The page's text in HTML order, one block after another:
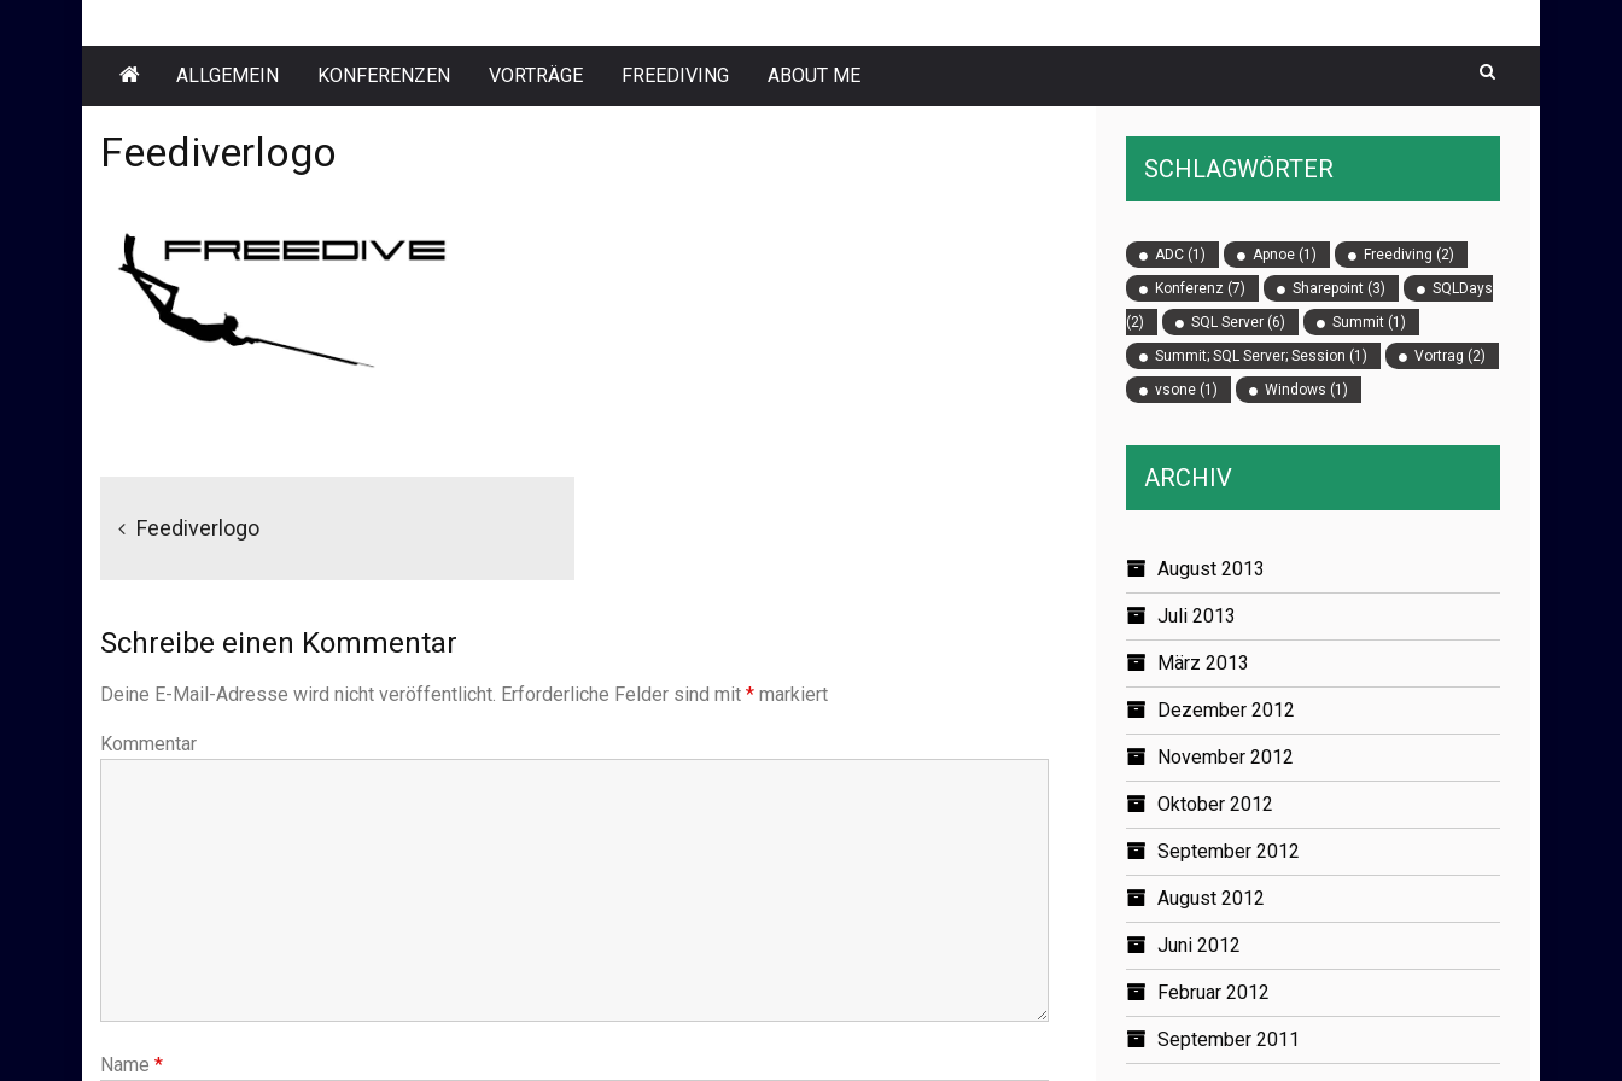
ALLGEMEIN KONFERENZEN VORTRÄGE FREEDIVING ABOUT ME
Feediverlogo
Feediverlogo
Schreibe einen Kommentar
Deine E-Mail-Adresse wird nicht veröffentlicht. Erforderliche Felder sind mit * markiert
Kommentar
Name *
SCHLAGWÖRTER
ADC (1) Apnoe (1) Freediving (2)
Konferenz (7) Sharepoint (3)
SQLDays
(2)
SQL Server (6) Summit (1)
Summit; SQL Server; Session (1) Vortrag (2)
vsone (1) Windows (1)
ARCHIV
August 2013
Juli 2013
März 2013
Dezember 2012
November 2012
Oktober 2012
September 2012
August 2012
Juni 2012
Februar 2012
September 2011